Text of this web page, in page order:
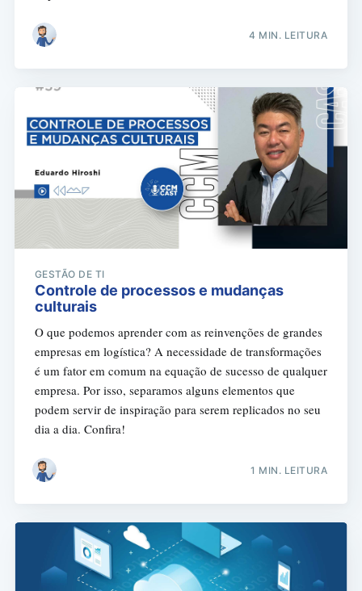
4 MIN. LEITURA
GESTÃO DE TI
Controle de processos e mudanças
culturais
O que podemos aprender com as reinvenções de grandes
empresas em logística? A necessidade de transformações
é um fator em comum na equação de sucesso de qualquer
empresa. Por isso, separamos alguns elementos que
podem servir de inspiração para serem replicados no seu
dia a dia. Confira!
1 MIN. LEITURA